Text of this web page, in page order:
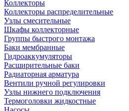
Коллекторы
Коллекторы распределительные
Узлы смесительные
Шкафы коллекторные
Группы быстрого монтажа
Баки мембранные
Гидроаккумуляторы
Расширительные баки
Радиаторная арматура
Вентили ручной регулировки
Узлы нижнего подключения
Термоголовки жидкостные